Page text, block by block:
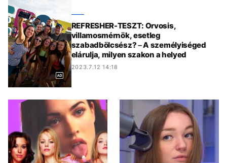
REFRESHER-TESZT: Orvosis,
villamosmérnök, esetleg
szabadbölcsész? – A személyiséged
elárulja, milyen szakon a helyed
2023.7.12 14:18